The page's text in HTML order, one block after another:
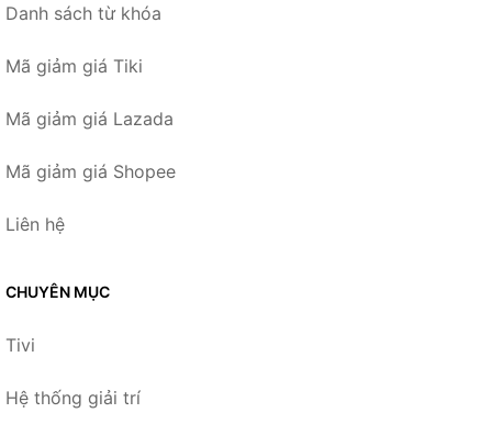
Danh sách từ khóa
Mã giảm giá Tiki
Mã giảm giá Lazada
Mã giảm giá Shopee
Liên hệ
CHUYÊN MỤC
Tivi
Hệ thống giải trí